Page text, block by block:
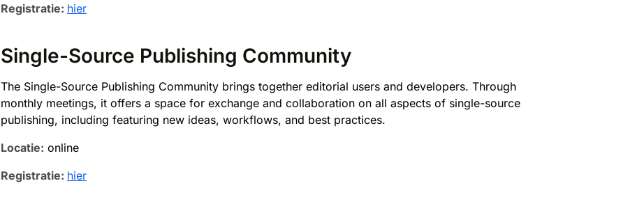
Registratie: hier
Single-Source Publishing Community
The Single-Source Publishing Community brings together editorial users and developers. Through
monthly meetings, it offers a space for exchange and collaboration on all aspects of single-source
publishing, including featuring new ideas, workflows, and best practices.
Locatie: online
Registratie: hier